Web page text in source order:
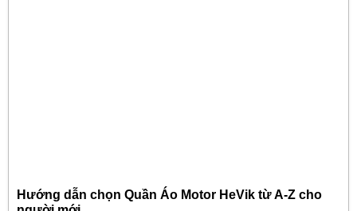
Hướng dẫn chọn Quần Áo Motor HeVik từ A-Z cho